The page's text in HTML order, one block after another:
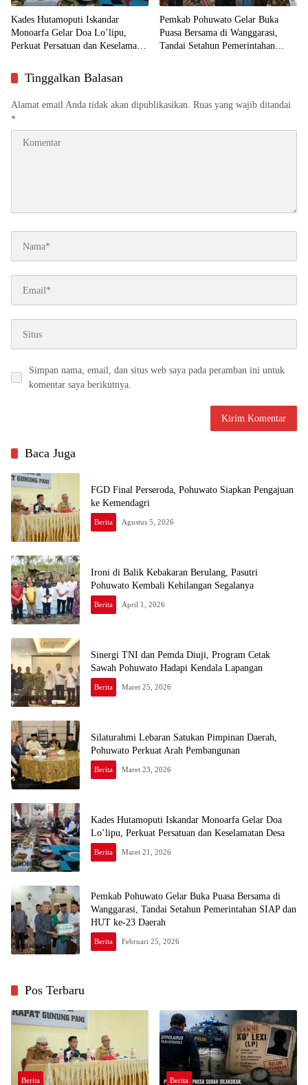
Kades Hutamoputi Iskandar
Monoarfa Gelar Doa Lo’lipu,
Perkuat Persatuan dan Keselamatan
Pemkab Pohuwato Gelar Buka
Puasa Bersama di Wanggarasi,
Tandai Setahun Pemerintahan
Tinggalkan Balasan
Alamat email Anda tidak akan dipublikasikan. Ruas yang wajib ditandai
*
Simpan nama, email, dan situs web saya pada peramban ini untuk
komentar saya berikutnya.
Baca Juga
FGD Final Perseroda, Pohuwato Siapkan Pengajuan
ke Kemendagri
Berita Agustus 5, 2026
Ironi di Balik Kebakaran Berulang, Pasutri
Pohuwato Kembali Kehilangan Segalanya
Berita April 1, 2026
Sinergi TNI dan Pemda Diuji, Program Cetak
Sawah Pohuwato Hadapi Kendala Lapangan
Berita Maret 25, 2026
Silaturahmi Lebaran Satukan Pimpinan Daerah,
Pohuwato Perkuat Arah Pembangunan
Berita Maret 23, 2026
Kades Hutamoputi Iskandar Monoarfa Gelar Doa
Lo’lipu, Perkuat Persatuan dan Keselamatan Desa
Berita Maret 21, 2026
Pemkab Pohuwato Gelar Buka Puasa Bersama di
Wanggarasi, Tandai Setahun Pemerintahan SIAP dan
HUT ke-23 Daerah
Berita Februari 25, 2026
Pos Terbaru
Berita Berita